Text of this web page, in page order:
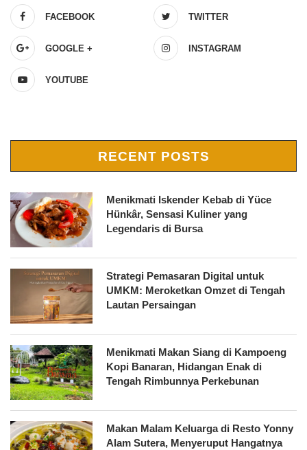
FACEBOOK TWITTER
GOOGLE + INSTAGRAM
YOUTUBE
RECENT POSTS
Menikmati Iskender Kebab di Yüce
Hünkâr, Sensasi Kuliner yang
Legendaris di Bursa
Strategi Pemasaran Digital untuk
UMKM: Meroketkan Omzet di Tengah
Lautan Persaingan
Menikmati Makan Siang di Kampoeng
Kopi Banaran, Hidangan Enak di
Tengah Rimbunnya Perkebunan
Makan Malam Keluarga di Resto Yonny
Alam Sutera, Menyeruput Hangatnya